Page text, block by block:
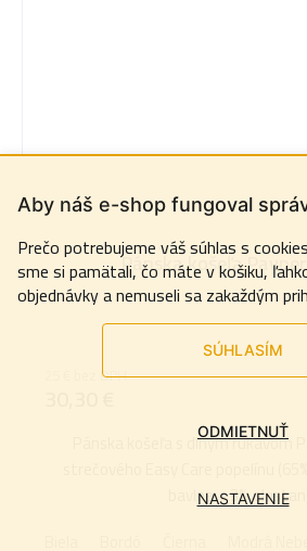
Aby náš e-shop fungoval
Prečo potrebujeme váš súhlas s
sme si pamätali, čo máte v košiku,
objednávky a nemuseli sa zakaždým
SÚHLASÍM
NASTAVENIE
ODMIETNUŤ
Pánska košeľa
25 € bez DPH
Pánska košeľa s dlhým rukávom
bavlna + 3% elastan,...